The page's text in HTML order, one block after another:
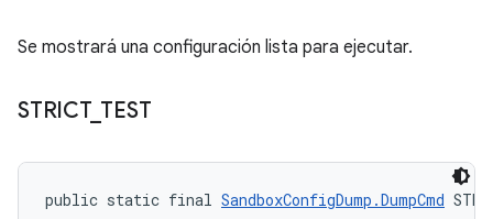
Se mostrará una configuración lista para ejecutar.
STRICT_ TEST
public static final SandboxConfigDump.DumpCmd